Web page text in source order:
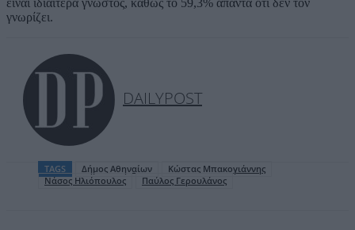
είναι ιδιαίτερα γνωστός, καθώς το 59,3% απαντά ότι δεν τον
γνωρίζει.
DAILYPOST
TAGS Δήμος Αθηναίων
Κώστας Μπακογιάννης
Νάσος Ηλιόπουλος
Παύλος Γερουλάνος